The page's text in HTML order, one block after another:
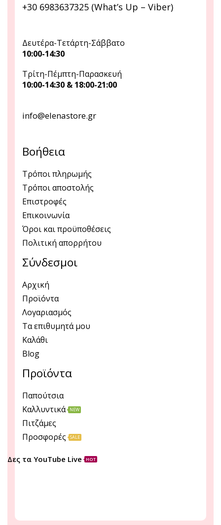
+30 6983637325 (What’s Up – Viber)
Δευτέρα-Τετάρτη-Σάββατο
10:00-14:30
Τρίτη-Πέμπτη-Παρασκευή
10:00-14:30 & 18:00-21:00
info@elenastore.gr
Βοήθεια
Τρόποι πληρωμής
Τρόποι αποστολής
Επιστροφές
Επικοινωνία
Όροι και προϋποθέσεις
Πολιτική απορρήτου
Σύνδεσμοι
Αρχική
Προϊόντα
Λογαριασμός
Τα επιθυμητά μου
Καλάθι
Blog
Προϊόντα
Παπούτσια
Καλλυντικά
NEW
Πιτζάμες
Προσφορές
SALE
Δες τα YouTube Live HOT